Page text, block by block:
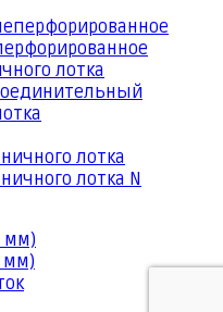
лотка
лотка
лотка N
мм)
мм)